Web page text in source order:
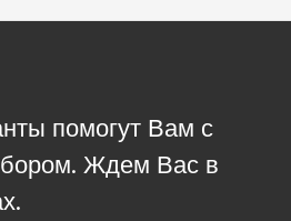
помогут Вам с
Ждем Вас в